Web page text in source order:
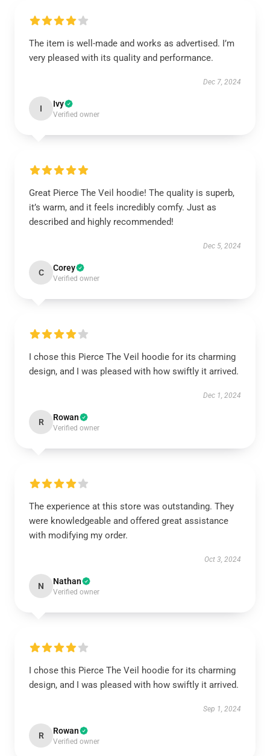
The item is well-made and works as advertised. I’m
very pleased with its quality and performance.
Dec 7, 2024
I Ivy
Verified owner
Great Pierce The Veil hoodie! The quality is superb,
it’s warm, and it feels incredibly comfy. Just as
described and highly recommended!
Dec 5, 2024
C Corey
Verified owner
I chose this Pierce The Veil hoodie for its charming
design, and I was pleased with how swiftly it arrived.
Dec 1, 2024
R Rowan
Verified owner
The experience at this store was outstanding. They
were knowledgeable and offered great assistance
with modifying my order.
Oct 3, 2024
N Nathan
Verified owner
I chose this Pierce The Veil hoodie for its charming
design, and I was pleased with how swiftly it arrived.
Sep 1, 2024
R Rowan
Verified owner